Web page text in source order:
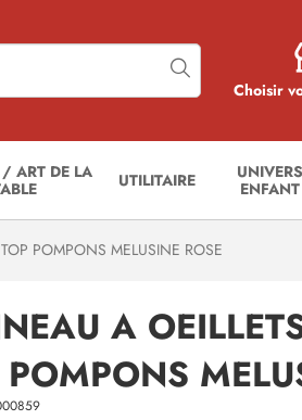
Choisir
ART DE LA
UTILITAIRE
UNIVERS
ENFANT
POMPONS MELUSINE ROSE
A